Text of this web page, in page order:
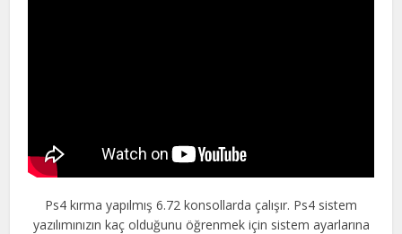
Ps4 kırma yapılmış 6.72 konsollarda çalışır. Ps4 sistem
yazılımınızın kaç olduğunu öğrenmek için sistem ayarlarına